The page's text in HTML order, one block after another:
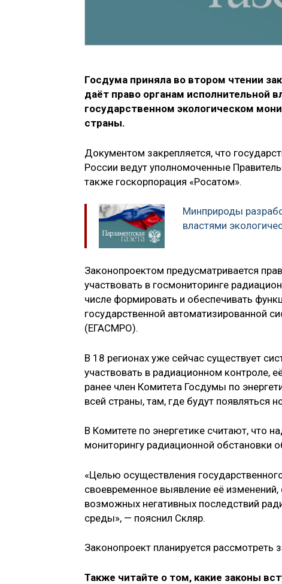
Госдума приняла во втором чтении
даёт право органам исполнительной
государственном экологическом
страны.
Документом закрепляется, что
России ведут уполномоченные
также госкорпорация «Росатом».
Минприроды
властями
Законопроектом предусматривается
участвовать в госмониторинге
числе формировать и обеспечивать
государственной автоматизированной
(ЕГАСМРО).
В 18 регионах уже сейчас существует
участвовать в радиационном контроле,
ранее член Комитета Госдумы по
всей страны, там, где будут появляться
В Комитете по энергетике считают, что
мониторингу радиационной обстановки
«Целью осуществления
своевременное выявление её
возможных негативных последствий
среды», — пояснил Скляр.
Законопроект планируется рассмотреть
Также читайте о том, какие законы